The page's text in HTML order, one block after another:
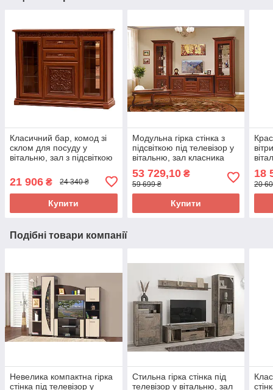
Класичний бар, комод зі
склом для посуду у
вітальню, зал з підсвіткою
21 906 ₴ 24 340 ₴
Купити
Модульна гірка стінка з
підсвіткою під телевізор у
вітальню, зал класника
см
53 729,10₴
59 699 ₴
Купити
18
20
Подібні товари компанії
Невелика компактна гірка
стінка під телевізор у
Стильна гірка стінка під
телевізор у вітальню, зал